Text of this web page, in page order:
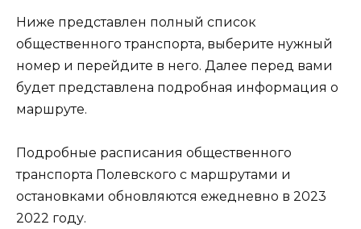
Ниже представлен полный список
общественного транспорта, выберите нужный
номер и перейдите в него. Далее перед вами
будет представлена подробная информация о
маршруте.
Подробные расписания общественного
транспорта Полевского с маршрутами и
остановками обновляются ежедневно в 2023
2022 году.